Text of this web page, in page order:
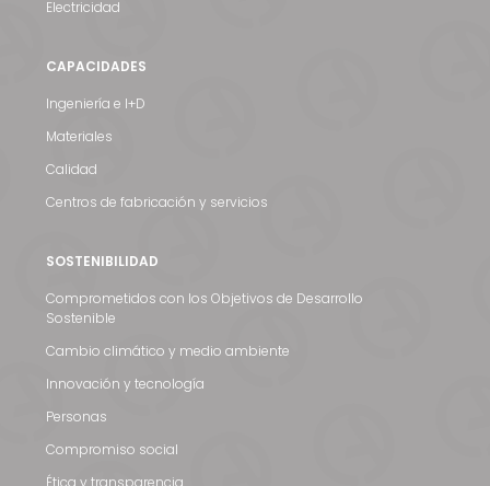
Noticias y medios
Electricidad
CAPACIDADES
Ingeniería e I+D
Materiales
Calidad
Centros de fabricación y servicios
SOSTENIBILIDAD
Comprometidos con los Objetivos de Desarrollo
Sostenible
Cambio climático y medio ambiente
Innovación y tecnología
Personas
Compromiso social